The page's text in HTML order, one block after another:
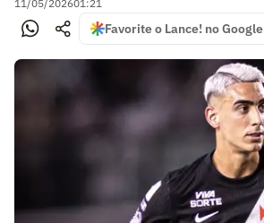
11/05/202601:21
Favorite o Lance! no Google